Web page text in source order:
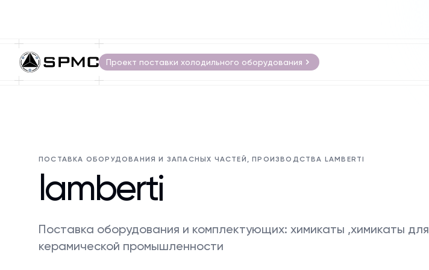
Проект поставки холодильного оборудования
ПОСТАВКА ОБОРУДОВАНИЯ И ЗАПАСНЫХ ЧАСТЕЙ, ПРОИЗВОДСТВА LAMBERTI
lamberti
Поставка оборудования и комплектующих: химикаты ,химикаты для
керамической промышленности